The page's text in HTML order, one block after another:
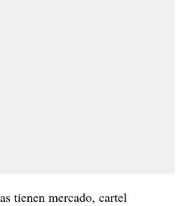
tienen mercado, cartel